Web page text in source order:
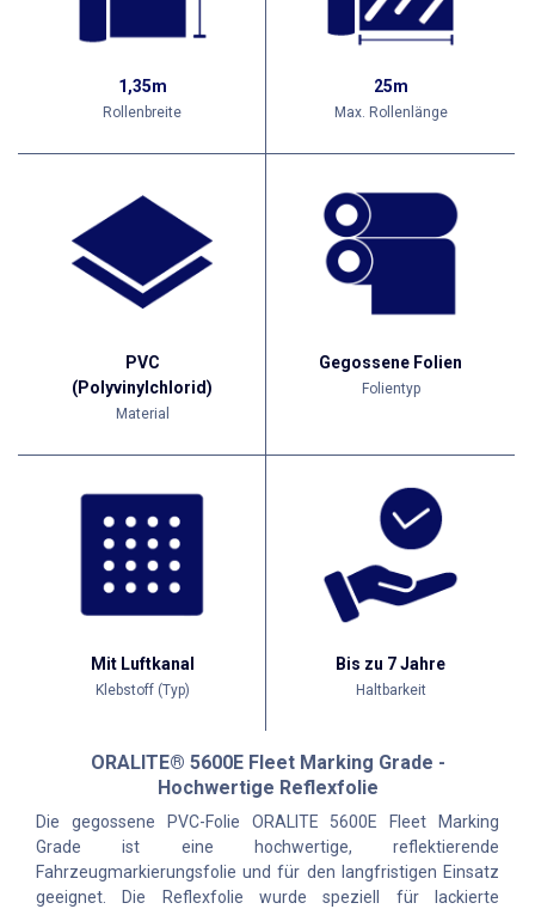
1,35m
Rollenbreite
25m
Max. Rollenlänge
PVC
(Polyvinylchlorid)
Material
Gegossene Folien
Folientyp
Mit Luftkanal
Klebstoff (Typ)
Bis zu 7 Jahre
Haltbarkeit
ORALITE® 5600E Fleet Marking Grade -
Hochwertige Reflexfolie​
Die gegossene PVC-Folie ORALITE 5600E Fleet Marking
Grade ist eine hochwertige, reflektierende
Fahrzeugmarkierungsfolie und für den langfristigen Einsatz
geeignet. Die Reflexfolie wurde speziell für lackierte